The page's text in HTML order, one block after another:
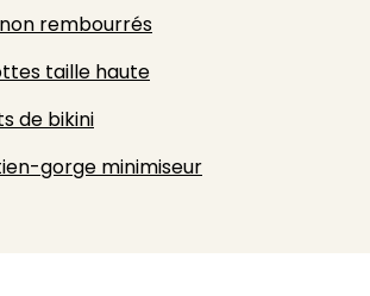
non rembourrés
taille haute
de bikini
gorge minimiseur